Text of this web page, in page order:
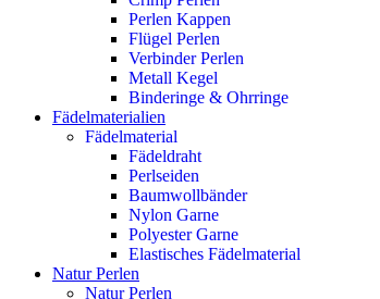
Perlen Kappen
Flügel Perlen
Verbinder Perlen
Metall Kegel
Binderinge & Ohrringe
Fädelmaterialien
Fädelmaterial
Fädeldraht
Perlseiden
Baumwollbänder
Nylon Garne
Polyester Garne
Elastisches Fädelmaterial
Natur Perlen
Natur Perlen